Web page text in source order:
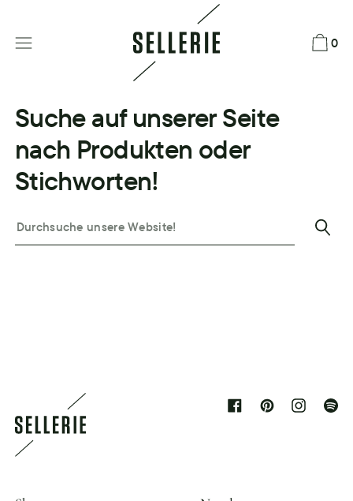
Inhalt
0
Suche auf unserer Seite
nach Produkten oder
Stichworten!
Facebook Pinterest Instagram